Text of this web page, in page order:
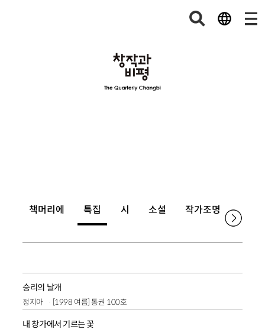
책머리에 특집 시 소설 작가조명 논단
승리의 날개
정지아 [1998 여름] 통권 100호
내 창가에서 기르는 꽃